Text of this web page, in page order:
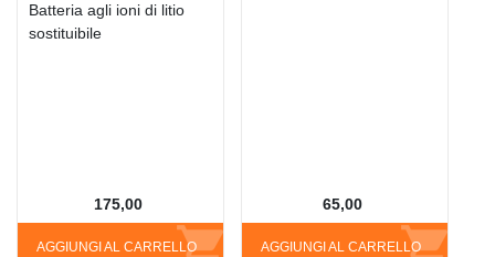
Batteria agli ioni di litio
sostituibile
AGGIUNGI AL CARRELLO
175,00
AGGIUNGI AL CARRELLO
65,00